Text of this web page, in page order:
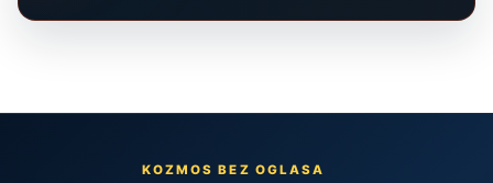
KOZMOS BEZ OGLASA